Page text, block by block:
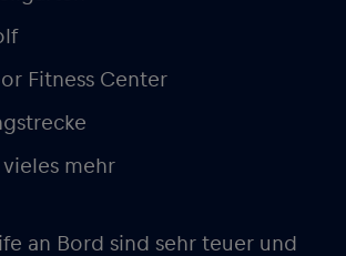
Fitness Center
mehr
an Bord sind sehr teuer und